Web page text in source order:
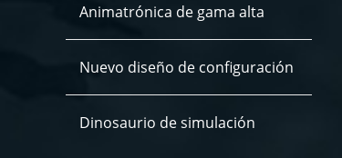
Animatrónica de gama alta
Nuevo diseño de configuración
Dinosaurio de simulación